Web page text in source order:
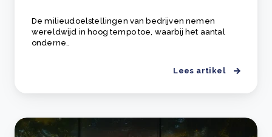
De milieudoelstellingen van bedrijven nemen
wereldwijd in hoog tempo toe, waarbij het aantal
onderne..
Lees artikel